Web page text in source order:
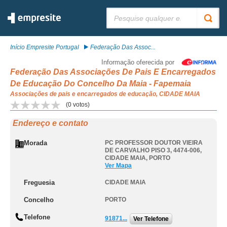
Início Empresite Portugal Federação Das Assoc...
Informação oferecida por
Federação Das Associações De Pais E Encarregados
De Educação Do Concelho Da Maia - Fapemaia
Associações de pais e encarregados de educação, CIDADE MAIA
(0 votos)
Endereço e contato
Morada
PC PROFESSOR DOUTOR VIEIRA
DE CARVALHO PISO 3, 4474-006,
CIDADE MAIA, PORTO
Ver Mapa
Freguesia CIDADE MAIA
Concelho PORTO
Telefone 91871... Ver Telefone